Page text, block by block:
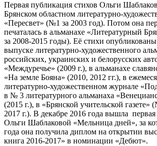
Первая публикация стихов Ольги
Брянском областном литературно-
«Пересвет» (№1 за 2003 год). Потом она
печаталась в альманахе «Литературный
за 2008-2015 годы). Её стихи
выпуске литературно-художественного
российских, украинских и белорусских
«Междуречье» (2009 г.), в альманахе
«На земле Бояна» (2010, 2012 гг.), в
литературно-художественном журнале
в № 3 литературного альманаха
(2015 г.), в «Брянской учительской газете»
2017 г.). В декабре 2016 года вышла первая
Ольги Шаблаковой «Мельница дней», за
года она получила диплом на открытии
книга 2016-2017» в номинации «Дебют».